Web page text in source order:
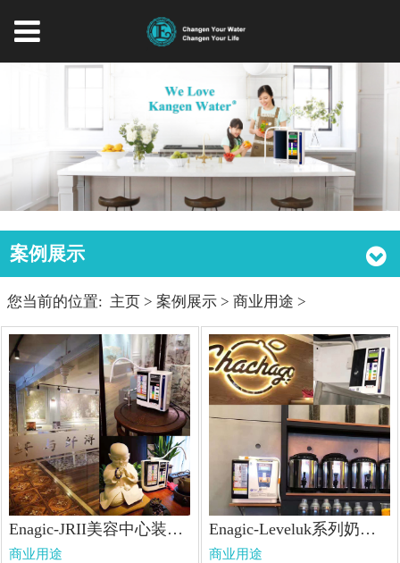
案例展示
您当前的位置: 主页 >案例展示 >商业用途 >
Enagic-JRII美容中心装机图
商业用途
Enagic-Leveluk系列奶茶店装机图
商业用途